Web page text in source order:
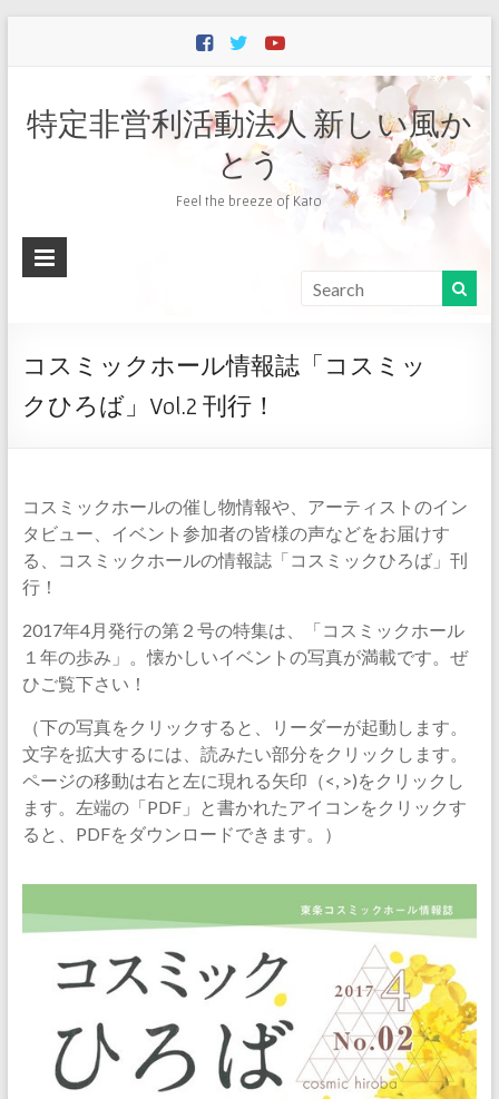
特定非営利活動法人 新しい風か
とう
Feel the breeze of Kato
コスミックホール情報誌「コスミッ
クひろば」Vol.2 刊行！
コスミックホールの催し物情報や、アーティストのイン
タビュー、イベント参加者の皆様の声などをお届けす
る、コスミックホールの情報誌「コスミックひろば」刊
行！
2017年4月発行の第２号の特集は、「コスミックホール
１年の歩み」。懐かしいイベントの写真が満載です。ぜ
ひご覧下さい！
（下の写真をクリックすると、リーダーが起動します。
文字を拡大するには、読みたい部分をクリックします。
ページの移動は右と左に現れる矢印（<, >)をクリックし
ます。左端の「PDF」と書かれたアイコンをクリックす
ると、PDFをダウンロードできます。）